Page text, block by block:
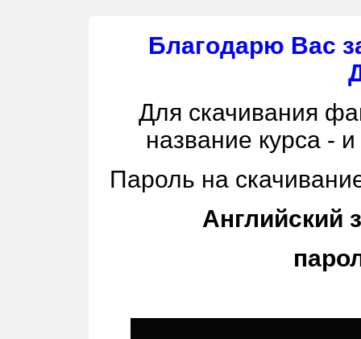
Благодарю Вас
Для скачивания
название курса -
Пароль на
Английский